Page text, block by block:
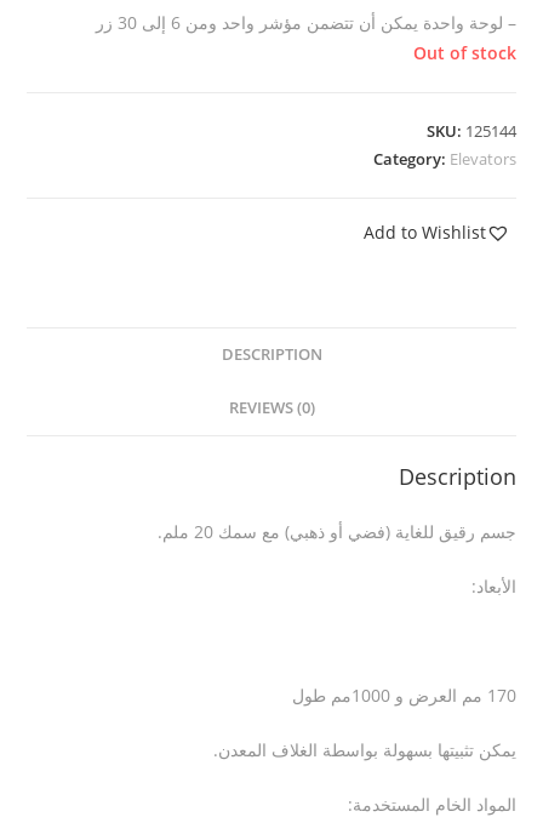
– لوحة واحدة يمكن أن تتضمن مؤشر واحد ومن 6 إلى 30 زر
Out of stock
SKU: 125144
Category: Elevators
Add to Wishlist
DESCRIPTION
REVIEWS (0)
Description
جسم رقيق للغاية (فضي أو ذهبي) مع سمك 20 ملم .
الأبعاد:
170 مم العرض و 1000مم طول
يمكن تثبيتها بسهولة بواسطة الغلاف المعدن.
المواد الخام المستخدمة: